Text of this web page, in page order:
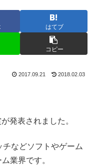
はてブ
コピー
2017.09.21 2018.02.03
発表されました。
などソフトやゲーム
業界です。